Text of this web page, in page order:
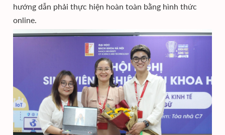
hướng dẫn phải thực hiện hoàn toàn bằng hình thức
online.